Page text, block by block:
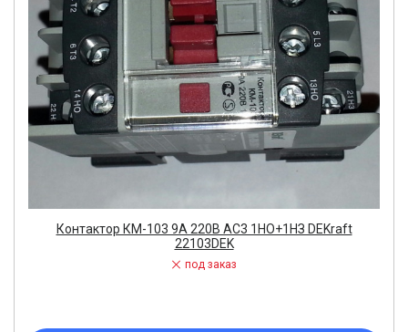
Контактор КМ-103 9А 220В АС3 1НО+1НЗ DEKraft
22103DEK
под заказ